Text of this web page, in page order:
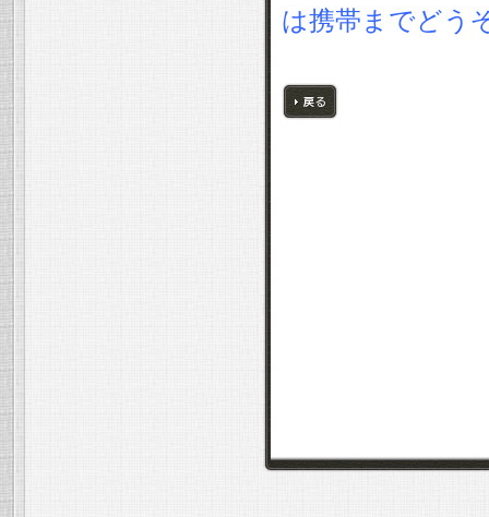
は携帯までどう